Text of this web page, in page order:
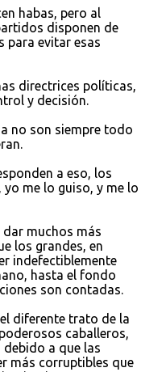
habas, pero al
disponen de
para evitar esas
directrices políticas,
y decisión.
no son siempre todo
a eso, los
yo me lo guiso, y me lo
dar muchos más
los grandes, en
indefectiblemente
hasta el fondo
son contadas.
diferente trato de la
caballeros,
debido a que las
más corruptibles que